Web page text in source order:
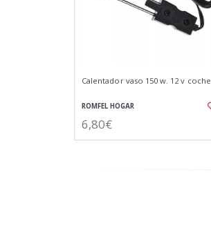
Calentador vaso 150 w. 12 v coche
ROMFEL HOGAR
6,80€